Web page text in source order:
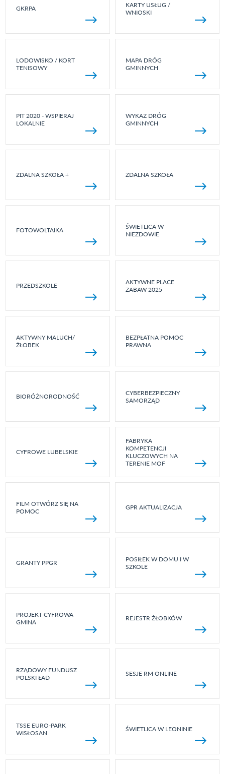
GKRPA
KARTY USŁUG /
WNIOSKI
LODOWISKO / KORT
TENISOWY
MAPA DRÓG
GMINNYCH
PIT 2020 - WSPIERAJ
LOKALNIE
WYKAZ DRÓG
GMINNYCH
ZDALNA SZKOŁA + ZDALNA SZKOŁA
FOTOWOLTAIKA
ŚWIETLICA W
NIEZDOWIE
PRZEDSZKOLE
AKTYWNE PLACE
ZABAW 2025
AKTYWNY MALUCH/
ŻŁOBEK
BEZPŁATNA POMOC
PRAWNA
BIORÓŻNORODNOŚĆ
CYBERBEZPIECZNY
SAMORZĄD
CYFROWE LUBELSKIE
FABRYKA
KOMPETENCJI
KLUCZOWYCH NA
TERENIE MOF
FILM OTWÓRZ SIĘ NA
POMOC
GPR AKTUALIZACJA
GRANTY PPGR
POSIŁEK W DOMU I W
SZKOLE
PROJEKT CYFROWA
GMINA
REJESTR ŻŁOBKÓW
RZĄDOWY FUNDUSZ
POLSKI ŁAD
SESJE RM ONLINE
TSSE EURO-PARK
WISŁOSAN
ŚWIETLICA W LEONINIE